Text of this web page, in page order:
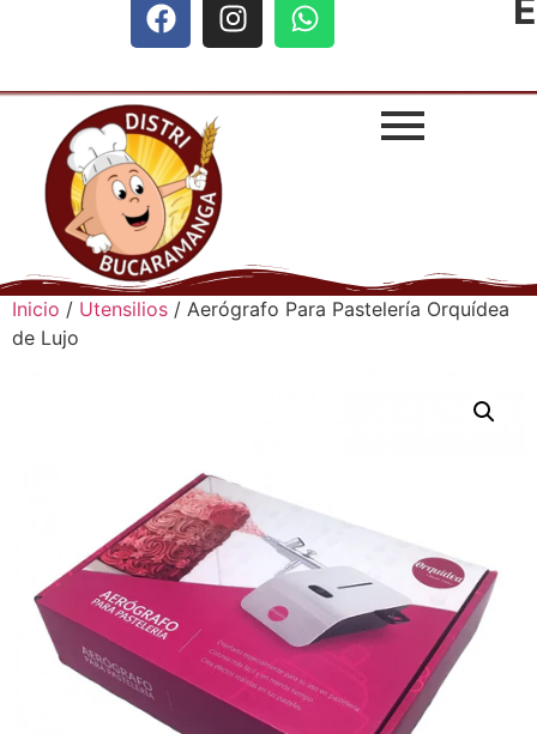
Inicio / Utensilios / Aerógrafo Para Pastelería Orquídea
de Lujo